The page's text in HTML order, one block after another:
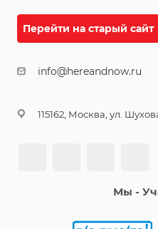
Перейти на старый сайт
info@hereandnow.ru
115162, Москва, ул.
Мы -